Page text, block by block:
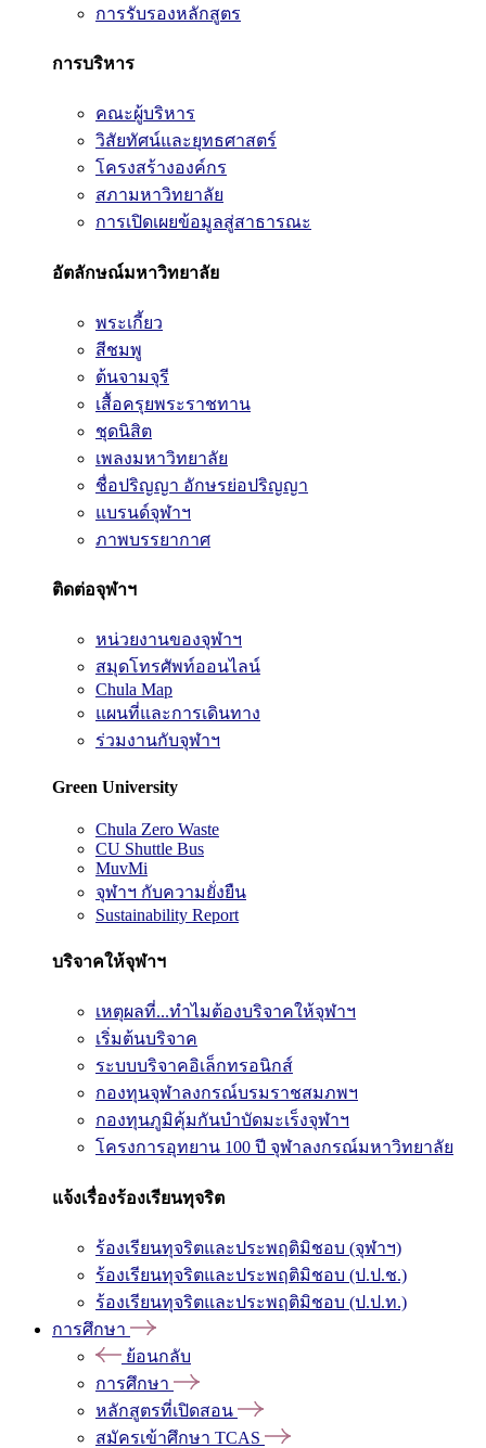
การรับรองหลักสูตร
การบริหาร
คณะผู้บริหาร
วิสัยทัศน์และยุทธศาสตร์
โครงสร้างองค์กร
สภามหาวิทยาลัย
การเปิดเผยข้อมูลสู่สาธารณะ
อัตลักษณ์มหาวิทยาลัย
พระเกี้ยว
สีชมพู
ต้นจามจุรี
เสื้อครุยพระราชทาน
ชุดนิสิต
เพลงมหาวิทยาลัย
ชื่อปริญญา อักษรย่อปริญญา
แบรนด์จุฬาฯ
ภาพบรรยากาศ
ติดต่อจุฬาฯ
หน่วยงานของจุฬาฯ
สมุดโทรศัพท์ออนไลน์
Chula Map
แผนที่และการเดินทาง
ร่วมงานกับจุฬาฯ
Green University
Chula Zero Waste
CU Shuttle Bus
MuvMi
จุฬาฯ กับความยั่งยืน
Sustainability Report
บริจาคให้จุฬาฯ
เหตุผลที่...ทำไมต้องบริจาคให้จุฬาฯ
เริ่มต้นบริจาค
ระบบบริจาคอิเล็กทรอนิกส์
กองทุนจุฬาลงกรณ์บรมราชสมภพฯ
กองทุนภูมิคุ้มกันบำบัดมะเร็งจุฬาฯ
โครงการอุทยาน 100 ปี จุฬาลงกรณ์มหาวิทยาลัย
แจ้งเรื่องร้องเรียนทุจริต
ร้องเรียนทุจริตและประพฤติมิชอบ (จุฬาฯ)
ร้องเรียนทุจริตและประพฤติมิชอบ (ป.ป.ช.)
ร้องเรียนทุจริตและประพฤติมิชอบ (ป.ป.ท.)
การศึกษา
ย้อนกลับ
การศึกษา
หลักสูตรที่เปิดสอน
สมัครเข้าศึกษา TCAS